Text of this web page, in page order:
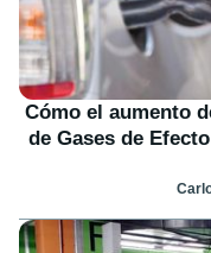
Cómo el aumento
de Gases de